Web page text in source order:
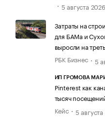
5 августа 2026
Затраты на
для БАМа и
выросли на треть
РБК Бизнес
5
ИП ГРОМОВА
Pinterest как
тысяч
Кейс
5